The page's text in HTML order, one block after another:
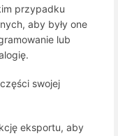
przypadku
aby były one
lub
swojej
eksportu, aby